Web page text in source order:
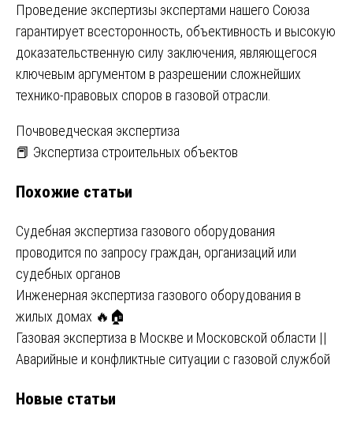
Проведение экспертизы экспертами нашего Союза
гарантирует всесторонность, объективность и высокую
доказательственную силу заключения, являющегося
ключевым аргументом в разрешении сложнейших
технико-правовых споров в газовой отрасли.
Навигация
по
записям
Почвоведческая экспертиза
📕 Экспертиза строительных объектов
Похожие статьи
Судебная экспертиза газового оборудования
проводится по запросу граждан, организаций или
судебных органов
Инженерная экспертиза газового оборудования в
жилых домах 🔥🏠
Газовая экспертиза в Москве и Московской области ||
Аварийные и конфликтные ситуации с газовой службой
Новые статьи